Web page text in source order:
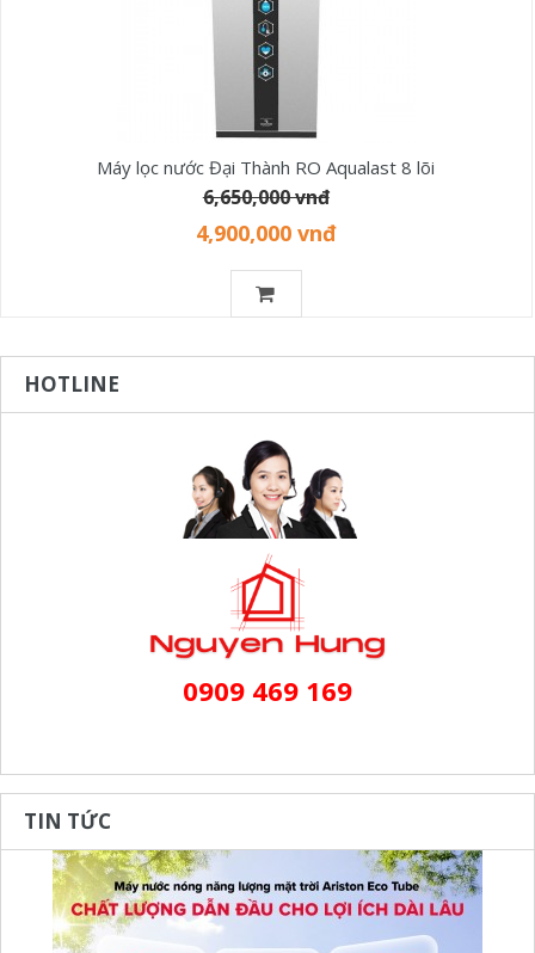
Máy lọc nước Đại Thành RO Aqualast 8 lõi
6,650,000 vnđ
4,900,000 vnđ
HOTLINE
0909 469 169
TIN TỨC